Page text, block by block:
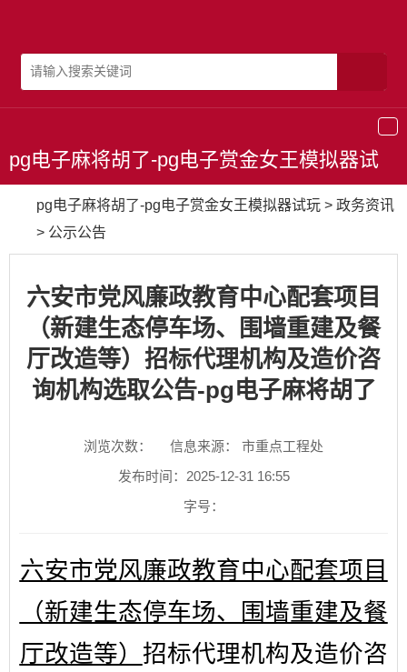
导
pg电子麻将胡了-pg电子赏金女王模拟器试
pg电子麻将胡了-pg电子赏金女王模拟器试玩 > 政务资讯
> 公示公告
六安市党风廉政教育中心配套项目
（新建生态停车场、围墙重建及餐
厅改造等）招标代理机构及造价咨
询机构选取公告-pg电子麻将胡了
浏览次数：
信息来源： 市重点工程处
发布时间：2025-12-31 16:55
字号：
六安市党风廉政教育中心配套项目
（新建生态停车场、围墙重建及餐
厅改造等） 招标代理机构及造价咨